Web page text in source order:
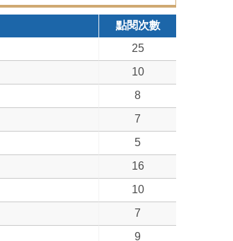
點閱次數
25
10
8
7
5
16
10
7
9